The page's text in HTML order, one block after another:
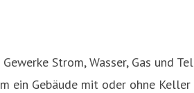
Strom, Wasser, Gas und
Gebäude mit oder ohne